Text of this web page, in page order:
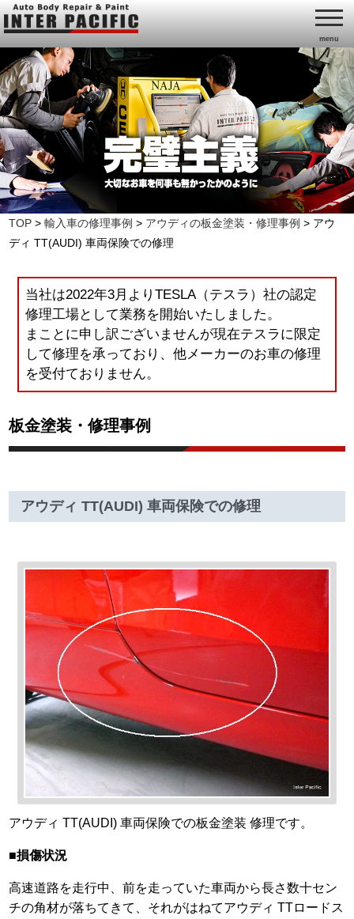
menu
TOP >輸入車の修理事例 > アウディの板金塗装・修理事例 > アウ
ディ TT(AUDI) 車両保険での修理
当社は2022年3月よりTESLA（テスラ）社の認定
修理工場として業務を開始いたしました。
まことに申し訳ございませんが現在テスラに限定
して修理を承っており、他メーカーのお車の修理
を受付ておりません。
板金塗装・修理事例
アウディ TT(AUDI) 車両保険での修理
アウディ TT(AUDI) 車両保険での板金塗装 修理です。
■損傷状況
高速道路を走行中、前を走っていた車両から長さ数十セン
チの角材が落ちてきて、それがはねてアウディ TTロードス